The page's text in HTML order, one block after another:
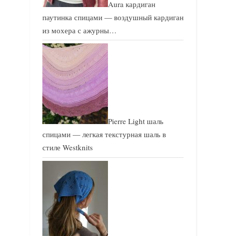
Aura кардиган
паутинка спицами — воздушный кардиган
из мохера с ажурны…
Pierre Light шаль
спицами — легкая текстурная шаль в
стиле Westknits